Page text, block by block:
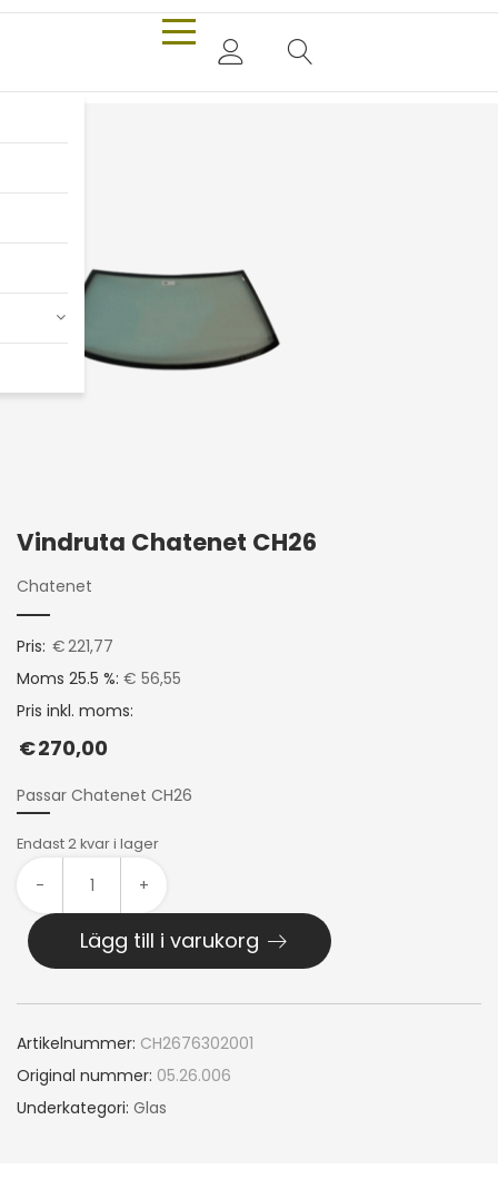
Vindruta Chatenet CH26
Chatenet
Pris: €221,77
Moms 25.5 %: € 56,55
Pris inkl. moms:
€270,00
Passar Chatenet CH26
Endast 2 kvar i lager
- +
Lägg till i varukorg
Artikelnummer: CH2676302001
Original nummer: 05.26.006
Underkategori: Glas